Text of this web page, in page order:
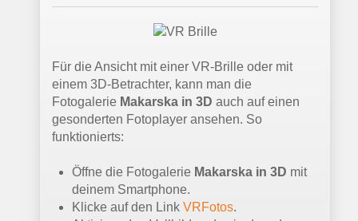
Für die Ansicht mit einer VR-Brille oder mit
einem 3D-Betrachter, kann man die
Fotogalerie Makarska in 3D auch auf einen
gesonderten Fotoplayer ansehen. So
funktionierts:
Öffne die Fotogalerie Makarska in 3D mit
deinem Smartphone.
Klicke auf den Link VRFotos.